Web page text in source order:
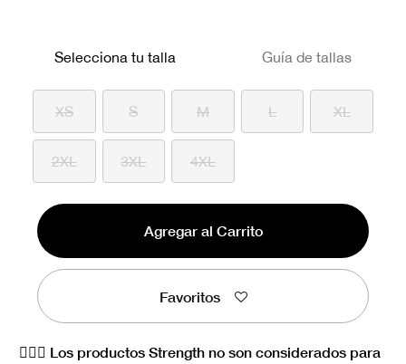
Selecciona tu talla Guía de tallas
XS S M L XL
2XL 3XL 4XL
Agregar al Carrito
Favoritos
🏋🏻‍♀️ Los productos Strength no son considerados para